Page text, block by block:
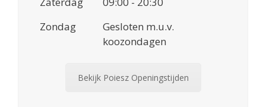
Zondag
Gesloten m.u.v.
koozondagen
Bekijk Poiesz Openingstijden